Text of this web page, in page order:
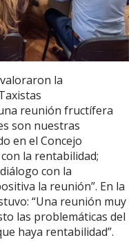
la
reunión fructífera
son nuestras
en el Concejo
la rentabilidad;
con la
la reunión”. En la
“Una reunión muy
las problemáticas del
haya rentabilidad”.